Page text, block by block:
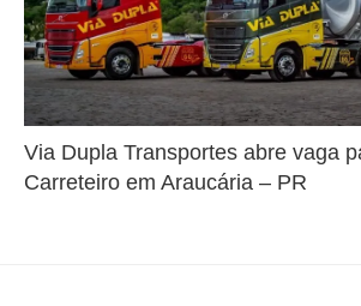
Via Dupla Transportes abre vaga
Carreteiro em Araucária – PR